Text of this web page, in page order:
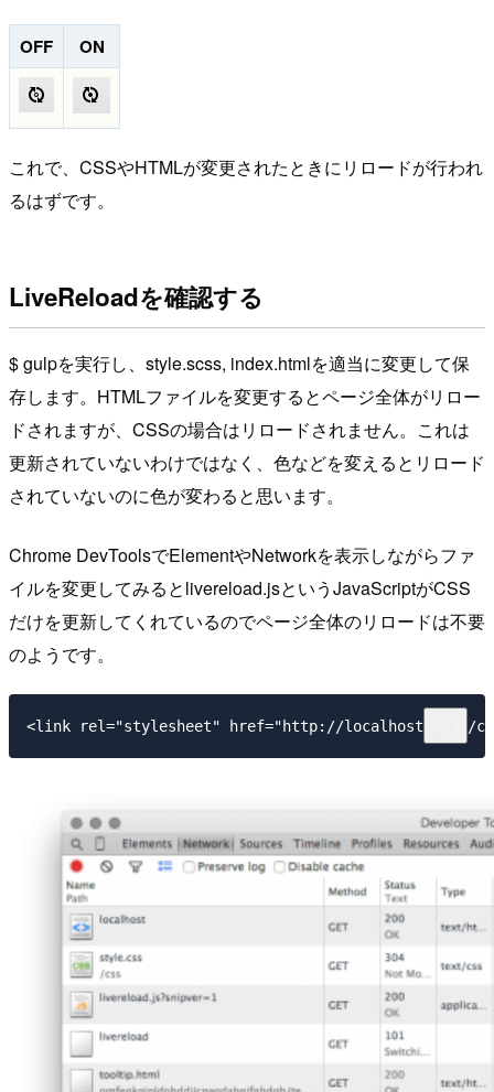
OFF ON
これで、CSSやHTMLが変更されたときにリロードが行われ
るはずです。
LiveReloadを確認する
$ gulpを実行し、 style.scss, index.htmlを適当に変更して保
存します。HTMLファイルを変更するとページ全体がリロー
ドされますが、CSSの場合はリロードされません。これは
更新されていないわけではなく、色などを変えるとリロード
されていないのに色が変わると思います。
Chrome DevToolsでElementやNetworkを表示しながらファ
イルを変更してみるとlivereload.jsというJavaScriptがCSS
だけを更新してくれているのでページ全体のリロードは不要
のようです。